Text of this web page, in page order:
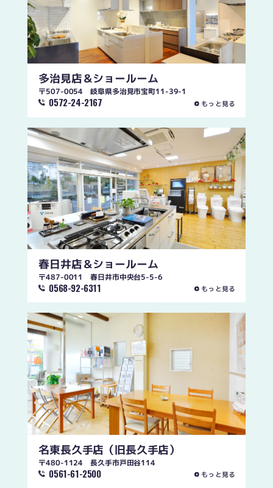
多治見店＆ショールーム
〒507-0054 岐阜県多治見市宝町11-39-1
0572-24-2167 もっと見る
春日井店＆ショールーム
〒487-0011 春日井市中央台5-5-6
0568-92-6311 もっと見る
名東長久手店 （旧長久手店）
〒480-1124 長久手市戸田谷114
0561-61-2500 もっと見る